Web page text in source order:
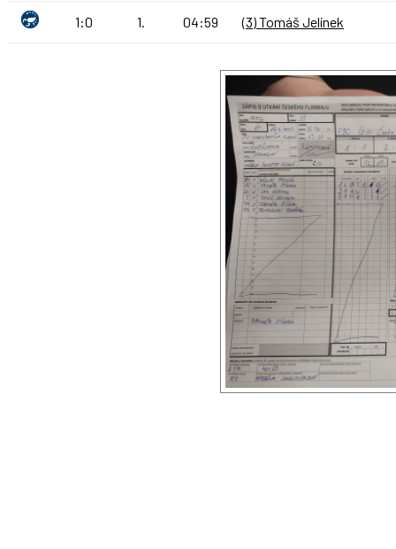
1:0 1. 04:59 (3) Tomáš Jelínek